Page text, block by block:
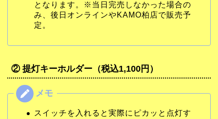
となります。※当日完売しなかった場合の
み、後日オンラインやKAMO柏店で販売予
定。
② 提灯キーホルダー（税込1,100円）
スイッチを入れると実際にピカッと点灯す